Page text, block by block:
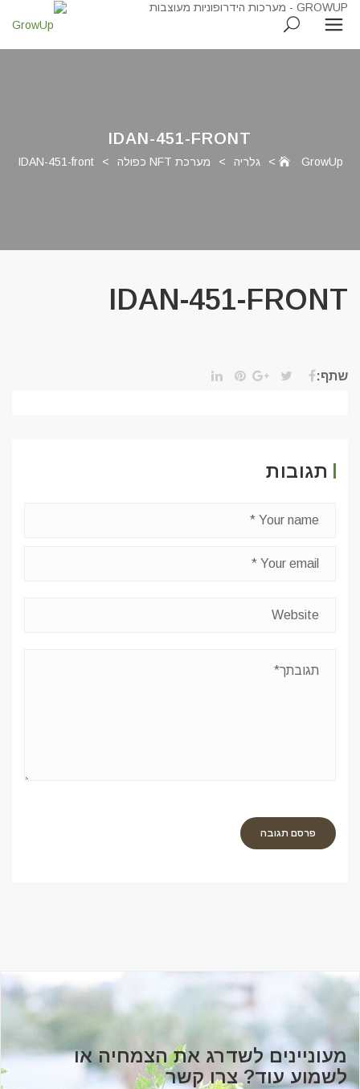
IDAN-451-FRONT
GrowUp
> גלריה > מערכת NFT כפולה >
IDAN-451-front
IDAN-451-FRONT
שתף:
תגובות
מעוניינים לשדרג את הצמחיה או
לשמוע עוד? צרו קשר